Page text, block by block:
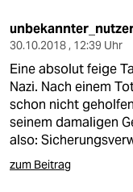
30.10.2018 , 12:39 Uhr
Eine absolut feige
Nazi. Nach einem
schon nicht
seinem damaligen
also:
zum Beitrag